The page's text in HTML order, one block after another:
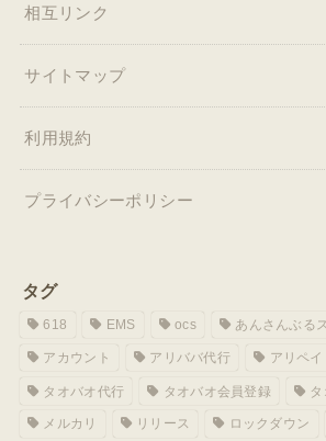
相互リンク
サイトマップ
利用規約
プライバシーポリシー
タグ
618 EMS ocs あんさんぶる
アカウント アリババ代行 アリペイ
タオバオ代行 タオバオ会員登録
メルカリ リリース ロックダウン